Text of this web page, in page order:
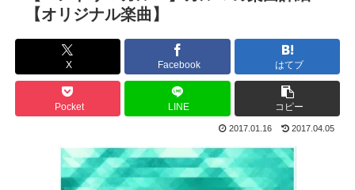
【オリジナル楽曲】
X Facebook はてブ
Pocket LINE コピー
2017.01.16 2017.04.05